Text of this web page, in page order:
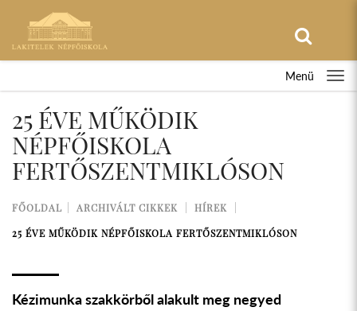
Menü
25 ÉVE MŰKÖDIK
NÉPFŐISKOLA
FERTŐSZENTMIKLÓSON
FŐOLDAL ARCHIVÁLT CIKKEK
HÍREK
25 ÉVE MŰKÖDIK NÉPFŐISKOLA FERTŐSZENTMIKLÓSON
Kézimunka szakkörből alakult meg negyed